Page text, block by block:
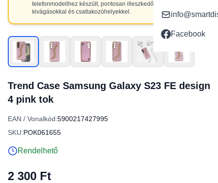
Facebook
telefonmodellhez készült, pontosan illeszkedő
kivágásokkal és csatlakozóhelyekkel.
Trend Case Samsung Galaxy S23 FE design
4 pink tok
EAN / Vonalkód:5900217427995
SKU:POK061655
Rendelhető
2 300 Ft